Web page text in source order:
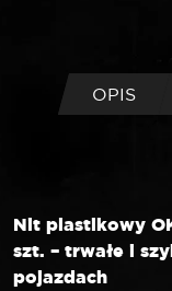
OPIS
Nit plastikowy
szt. – trwałe i
pojazdach